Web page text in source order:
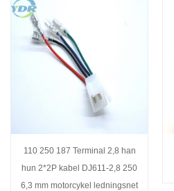
110 250 187 Terminal 2,8 han
hun 2*2P kabel DJ611-2,8 250
6,3 mm motorcykel ledningsnet